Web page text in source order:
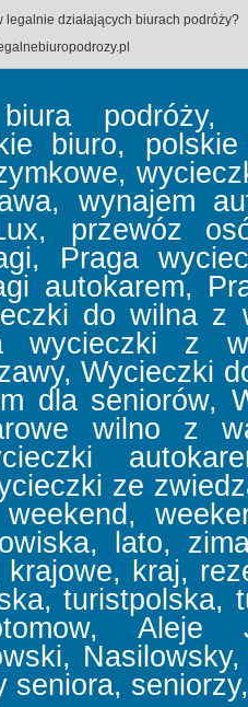
działających biurach podróży?
podróży,
biuro,
wynajem
przewóz
Praga
autokarem,
do wilna z
wycieczki z
Wycieczki
dla seniorów,
wilno z
ze
lato,
kraj,
Aleje
seniora,